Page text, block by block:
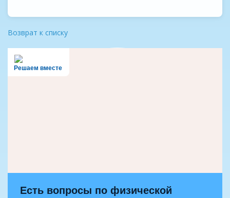
Возврат к списку
Решаем вместе
Есть вопросы по физической